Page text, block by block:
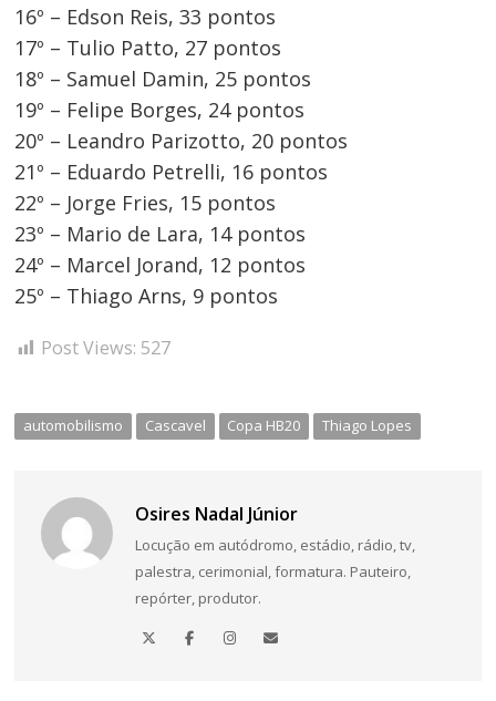
16º – Edson Reis, 33 pontos
17º – Tulio Patto, 27 pontos
18º – Samuel Damin, 25 pontos
19º – Felipe Borges, 24 pontos
20º – Leandro Parizotto, 20 pontos
21º – Eduardo Petrelli, 16 pontos
22º – Jorge Fries, 15 pontos
23º – Mario de Lara, 14 pontos
24º – Marcel Jorand, 12 pontos
25º – Thiago Arns, 9 pontos
Post Views: 527
automobilismo Cascavel Copa HB20 Thiago Lopes
Osires Nadal Júnior
Locução em autódromo, estádio, rádio, tv,
palestra, cerimonial, formatura. Pauteiro,
repórter, produtor.